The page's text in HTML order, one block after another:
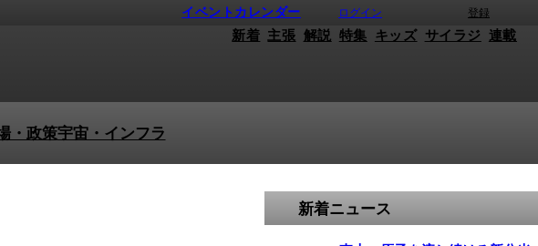
イベントカレンダー ログイン 登録
新着 主張 解説 特集 キッズ サイラジ 連載
・政策宇宙・インフラ
新着ニュース